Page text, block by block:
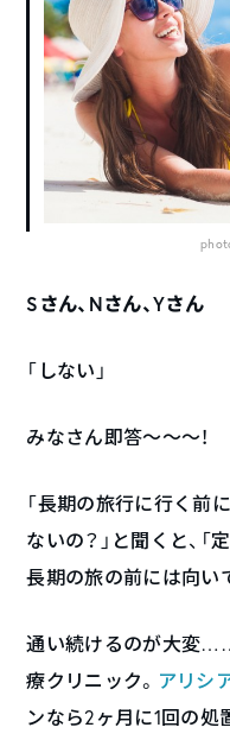
Sさん、Nさん、Yさん
「しない」
みなさん即答〜〜〜！
「長期の旅行に行く前
ないの？」と聞くと、
長期の旅の前には向い
通い続けるのが大変
療クリニック。 アリシ
ンなら2ヶ月に1回の処